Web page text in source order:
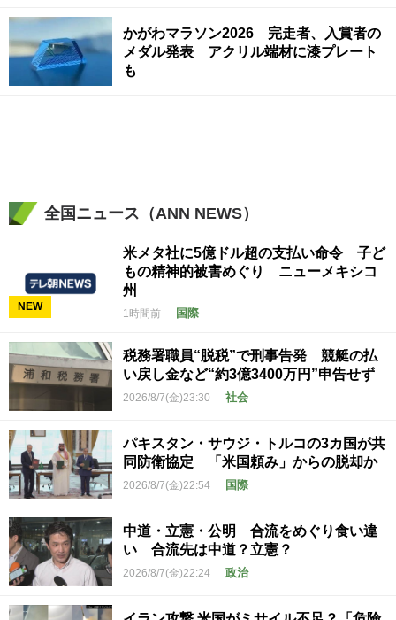
かがわマラソン2026 完走者、入賞者の
メダル発表 アクリル端材に漆プレート
も
全国ニュース（ANN NEWS）
NEW
米メタ社に5億ドル超の支払い命令 子ど
もの精神的被害めぐり ニューメキシコ
州
1時間前 国際
税務署職員“脱税”で刑事告発 競艇の払
い戻し金など“約3億3400万円”申告せず
2026/8/7(金)23:30 社会
パキスタン・サウジ・トルコの3カ国が共
同防衛協定 「米国頼み」からの脱却か
2026/8/7(金)22:54 国際
中道・立憲・公明 合流をめぐり食い違
い 合流先は中道？立憲？
2026/8/7(金)22:24 政治